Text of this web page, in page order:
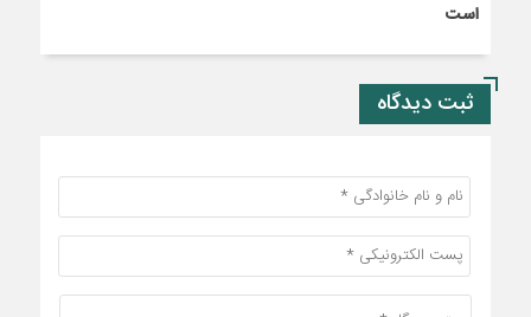
است
ثبت دیدگاه